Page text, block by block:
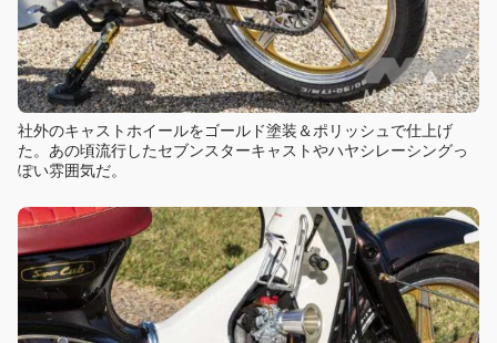
社外のキャストホイールをゴールド塗装＆ポリッシュで仕上げ
た。あの頃流行したセブンスターキャストやハヤシレーシングっ
ぽい雰囲気だ。